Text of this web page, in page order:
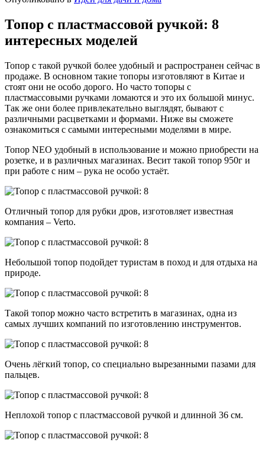
Топор с пластмассовой ручкой: 8
интересных моделей
Топор с такой ручкой более удобный и распространен сейчас в
продаже. В основном такие топоры изготовляют в Китае и
стоят они не особо дорого. Но часто топоры с
пластмассовыми ручками ломаются и это их большой минус.
Так же они более привлекательно выглядят, бывают с
различными расцветками и формами. Ниже вы сможете
ознакомиться с самыми интересными моделями в мире.
Топор NEO удобный в использование и можно приобрести на
розетке, и в различных магазинах. Весит такой топор 950г и
при работе с ним – рука не особо устаёт.
Отличный топор для рубки дров, изготовляет известная
компания – Verto.
Небольшой топор подойдет туристам в поход и для отдыха на
природе.
Такой топор можно часто встретить в магазинах, одна из
самых лучших компаний по изготовлению инструментов.
Очень лёгкий топор, со специально вырезанными пазами для
пальцев.
Неплохой топор с пластмассовой ручкой и длинной 36 см.